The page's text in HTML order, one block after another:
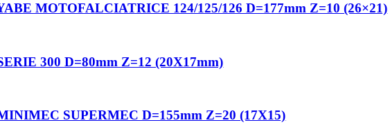
MOTOFALCIATRICE 124/125/126 D=177mm Z=10 (26×21)
300 D=80mm Z=12 (20X17mm)
SUPERMEC D=155mm Z=20 (17X15)